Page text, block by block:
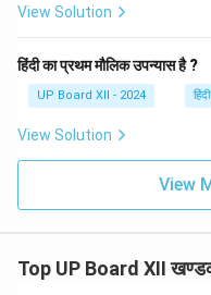
लेती है।
'सत्य की जीत' में द्रौपदी का
संघर्ष करने का प्रतीक है।
बना दिया।
View Solution
हिंदी का प्रथम मौलिक उपन्यास है ?
UP Board XII - 2024 हिंदी
View Solution
View
Top UP Board XII